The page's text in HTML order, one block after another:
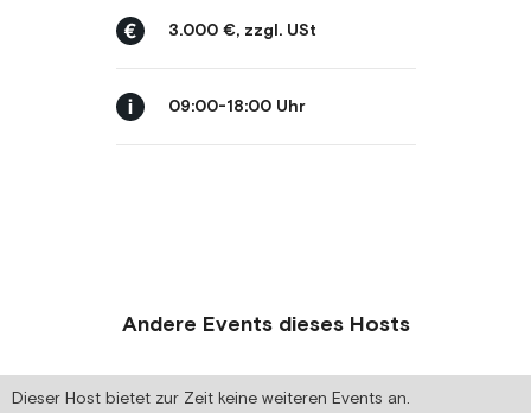
3.000 €, zzgl. USt
09:00-18:00 Uhr
Andere Events dieses Hosts
Dieser Host bietet zur Zeit keine weiteren Events an.